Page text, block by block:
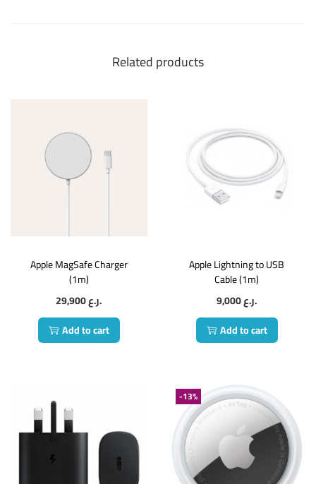
Related products
Apple MagSafe Charger
(1m)
29,900
ر.ع.
Add to cart
Apple Lightning to USB
Cable (1m)
9,000
ر.ع.
Add to cart
-13%